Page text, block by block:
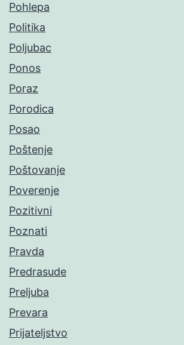
Pohlepa
Politika
Poljubac
Ponos
Poraz
Porodica
Posao
Poštenje
Poštovanje
Poverenje
Pozitivni
Poznati
Pravda
Predrasude
Preljuba
Prevara
Prijateljstvo